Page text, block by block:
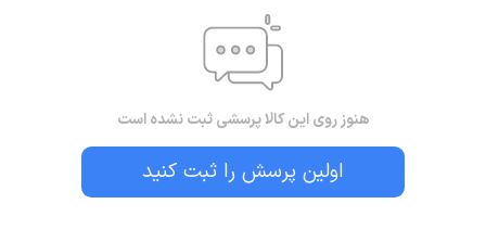
هنوز روی این کالا پرسشی ثبت نشده است
اولین پرسش را ثبت کنید